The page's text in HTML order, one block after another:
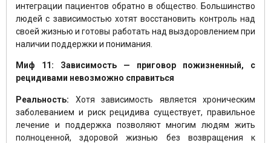
интеграции пациентов обратно в общество. Большинство
людей с зависимостью хотят восстановить контроль над
своей жизнью и готовы работать над выздоровлением при
наличии поддержки и понимания.
Миф 11: Зависимость — приговор пожизненный, с
рецидивами невозможно справиться
Реальность: Хотя зависимость является хроническим
заболеванием и риск рецидива существует, правильное
лечение и поддержка позволяют многим людям жить
полноценной, здоровой жизнью без возвращения к